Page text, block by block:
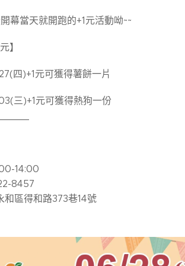
幕當天就開跑的+1元活動呦~~
】
四)+1元可獲得薯餅一片
三)+1元可獲得熱狗一份
14:00
8457
和區得和路373巷14號